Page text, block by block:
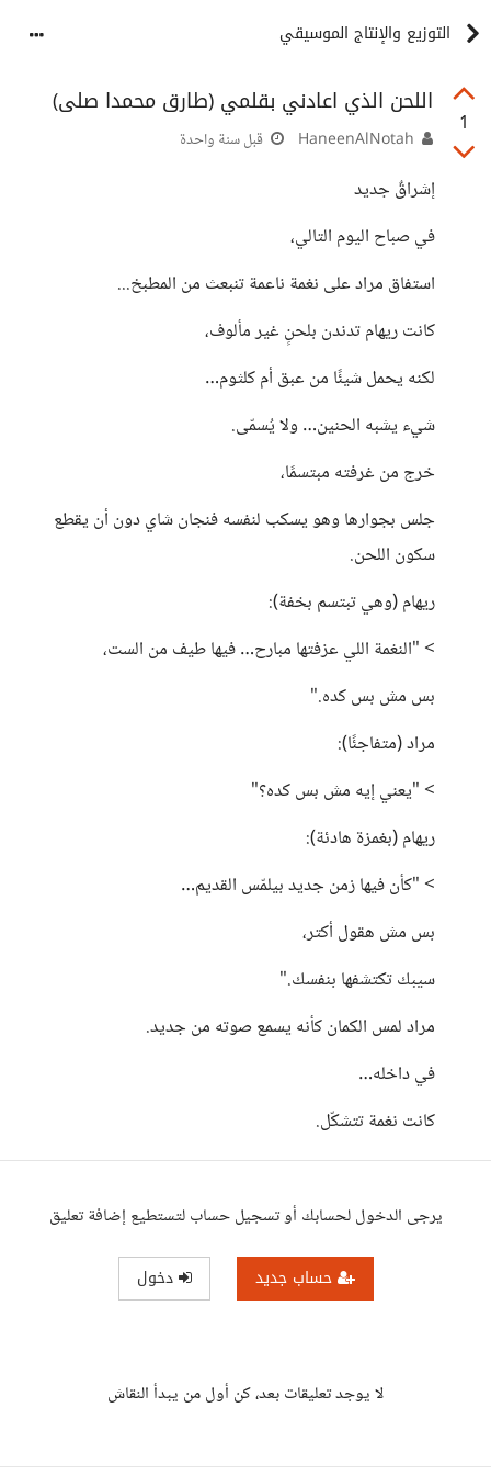
التوزيع والإنتاج الموسيقي
1
اللحن الذي اعادني بقلمي (طارق محمدا صلى)
قبل سنة واحدة
إشراقٌ جديد
في صباح اليوم التالي،
استفاق مراد على نغمة ناعمة تنبعث من المطبخ...
كانت ريهام تدندن بلحنٍ غير مألوف،
لكنه يحمل شيئًا من عبق أم كلثوم…
شيء يشبه الحنين… ولا يُسمّى.
خرج من غرفته مبتسمًا،
جلس بجوارها وهو يسكب لنفسه فنجان شاي دون أن يقطع
سكون اللحن.
ريهام (وهي تبتسم بخفة):
> "النغمة اللي عزفتها مبارح… فيها طيف من الست،
بس مش بس كده."
مراد (متفاجئًا):
> "يعني إيه مش بس كده؟"
ريهام (بغمزة هادئة):
> "كأن فيها زمن جديد بيلمّس القديم…
بس مش هقول أكتر،
سيبك تكتشفها بنفسك."
مراد لمس الكمان كأنه يسمع صوته من جديد.
في داخله…
كانت نغمة تتشكّل.
يرجى الدخول لحسابك أو تسجيل حساب لتستطيع إضافة تعليق
حساب جديد دخول
لا يوجد تعليقات بعد، كن أول من يبدأ النقاش